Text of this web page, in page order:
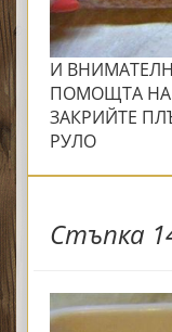
И
ПОМОЩТА НА
ЗАКРИЙТЕ
РУЛО
Стъпка